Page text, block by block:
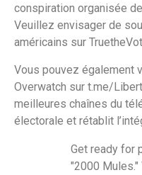
conspiration organisée
Veuillez envisager de
américains sur
Vous pouvez également
Overwatch sur t.me/
meilleures chaînes du
électorale et rétablit
Get ready for
"2000 Mules."